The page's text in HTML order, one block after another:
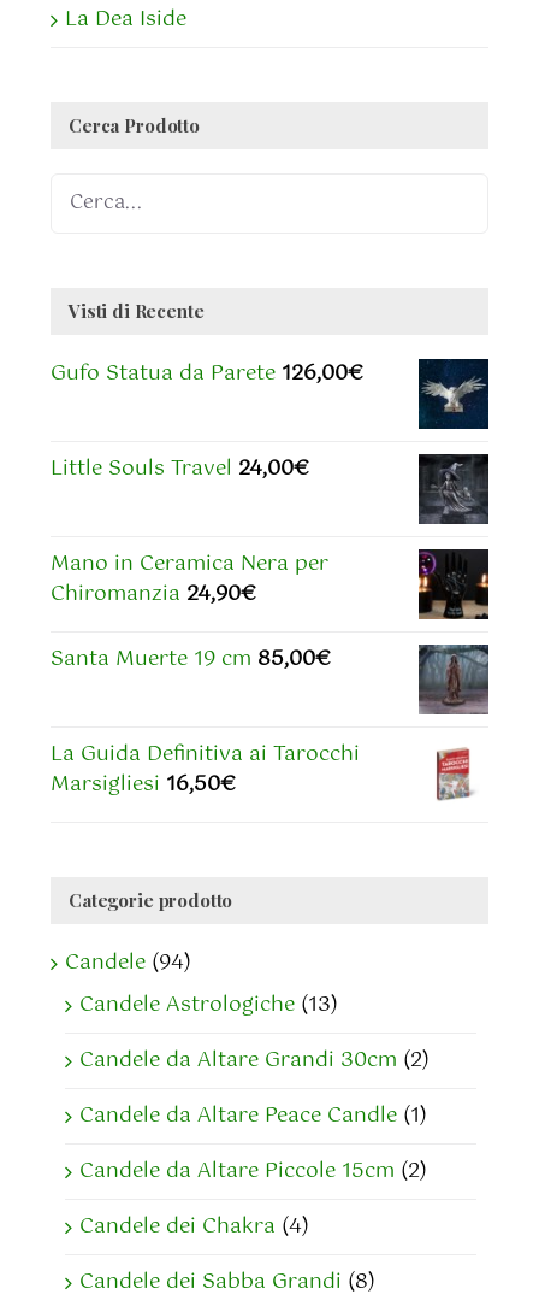
La Dea Iside
Cerca Prodotto
Visti di Recente
Gufo Statua da Parete 126,00€
Little Souls Travel 24,00€
Mano in Ceramica Nera per
Chiromanzia 24,90€
Santa Muerte 19 cm 85,00€
La Guida Definitiva ai Tarocchi
Marsigliesi 16,50€
Categorie prodotto
Candele (94)
Candele Astrologiche (13)
Candele da Altare Grandi 30cm (2)
Candele da Altare Peace Candle (1)
Candele da Altare Piccole 15cm (2)
Candele dei Chakra (4)
Candele dei Sabba Grandi (8)